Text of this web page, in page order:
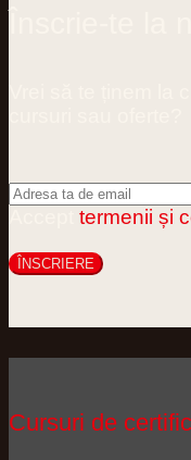
termenii și
Cursuri de